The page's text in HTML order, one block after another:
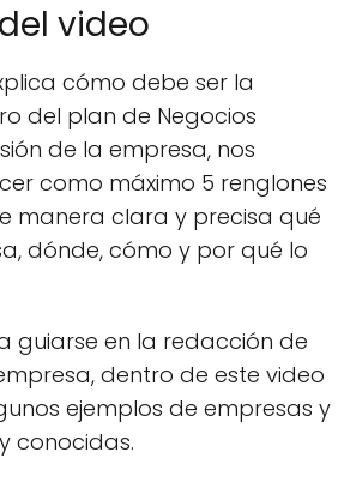
video
cómo debe ser la
del plan de Negocios
de la empresa, nos
como máximo 5 renglones
manera clara y precisa qué
dónde, cómo y por qué lo
guiarse en la redacción de
dentro de este video
ejemplos de empresas y
conocidas.